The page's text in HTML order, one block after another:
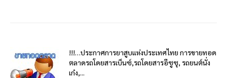
!!!…ประกาศการยาสูบแห่งประเทศไทย การขายทอด
ตลาดรถโดยสารเบ็นซ์,รถโดยสารอีซูซุ, รถยนต์นั่ง
เก๋ง,...